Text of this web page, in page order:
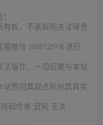
权，不承担相关法律责
微信 zt0512518 进行
操作，一切后果与本站
赞同其观点和对其真实
和作者 官网 无关